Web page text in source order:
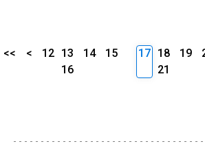
<< < 12 13 14
15
16
17 18 19
21